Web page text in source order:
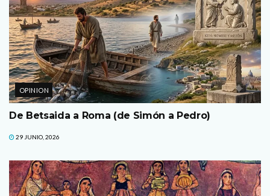
OPINION
De Betsaida a Roma (de Simón a Pedro)
29 JUNIO, 2026